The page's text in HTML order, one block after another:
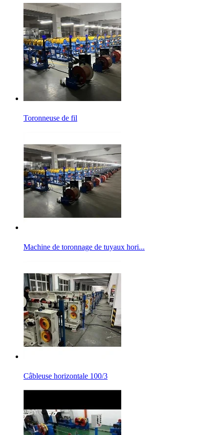
Toronneuse de fil
Machine de toronnage de tuyaux hori...
Câbleuse horizontale 100/3